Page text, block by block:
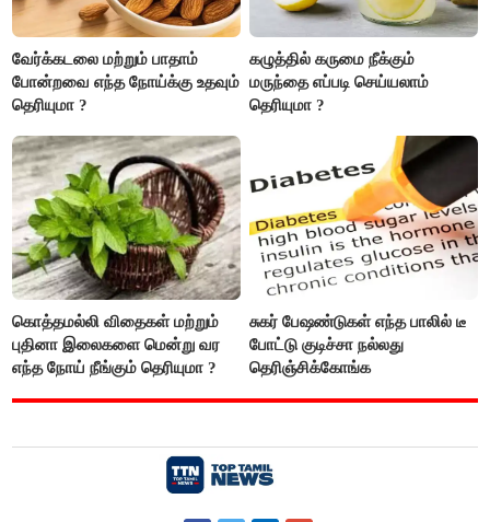
வேர்க்கடலை மற்றும் பாதாம்
போன்றவை எந்த நோய்க்கு உதவும்
தெரியுமா ?
கழுத்தில் கருமை நீக்கும்
மருந்தை எப்படி செய்யலாம்
தெரியுமா ?
கொத்தமல்லி விதைகள் மற்றும்
புதினா இலைகளை மென்று வர
எந்த நோய் நீங்கும் தெரியுமா ?
சுகர் பேஷண்டுகள் எந்த பாலில் டீ
போட்டு குடிச்சா நல்லது
தெரிஞ்சிக்கோங்க